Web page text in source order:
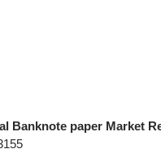
Banknote paper Market